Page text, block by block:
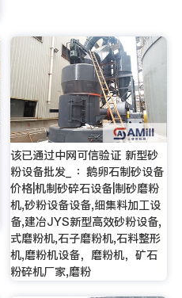
该已通过中网可信验证 新型砂
粉设备批发_ ：鹅卵石制砂设备
价格|机制砂碎石设备|制砂磨粉
机,砂粉设备设备,细集料加工设
备,建冶JYS新型高效砂粉设备,
式磨粉机,石子磨粉机,石料整形
机,磨粉机设备，磨粉机，矿石
粉碎机厂家,磨粉